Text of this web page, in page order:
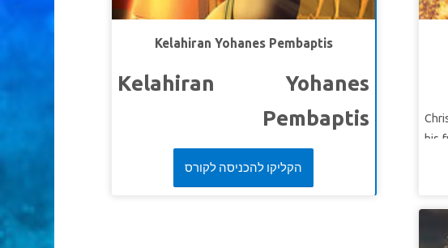
his
Kelahiran Yohanes Pembaptis
Kelahiran Yohanes
Pembaptis
Joy kehilangan kesabarannya saat menjaga si kecil
Charlie yang sangatlincah. Superbook membawa
הקליקו להכניסה לקורס